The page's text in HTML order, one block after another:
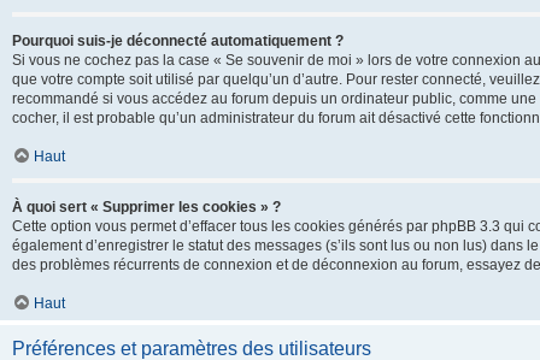
Pourquoi suis-je déconnecté automatiquement ?
Si vous ne cochez pas la case « Se souvenir de moi » lors de votre connexion
que votre compte soit utilisé par quelqu’un d’autre. Pour rester connecté,
recommandé si vous accédez au forum depuis un ordinateur public, comme
cocher, il est probable qu’un administrateur du forum ait désactivé cette
Haut
À quoi sert « Supprimer les cookies » ?
Cette option vous permet d’effacer tous les cookies générés par phpBB 3.3
également d’enregistrer le statut des messages (s’ils sont lus ou non lus)
des problèmes récurrents de connexion et de déconnexion au forum, essayez
Haut
Préférences et paramètres des utilisateurs